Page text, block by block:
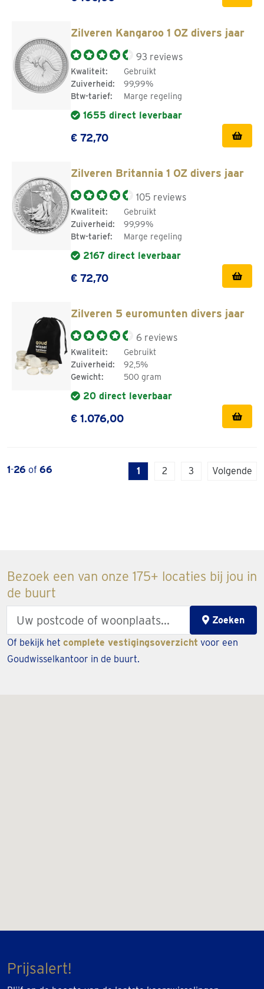
Zilveren Kangaroo 1 OZ divers jaar
93 reviews
Kwaliteit:
Gebruikt
Zuiverheid:
99,99%
Btw-tarief:
Marge regeling
1655 direct leverbaar
€ 72,70
Zilveren Britannia 1 OZ divers jaar
105 reviews
Kwaliteit:
Gebruikt
Zuiverheid:
99,99%
Btw-tarief:
Marge regeling
2167 direct leverbaar
€ 72,70
Zilveren 5 euromunten divers jaar
6 reviews
Kwaliteit:
Gebruikt
Zuiverheid:
92,5%
Gewicht:
500 gram
20 direct leverbaar
€ 1.076,00
1-26 of 66 1 2 3 Volgende
Bezoek een van onze 175+ locaties bij jou in
de buurt
zipcode
or
Zoeken
Of bekijk het complete vestigingsoverzicht voor een
Goudwisselkantoor in de buurt.
Prijsalert!